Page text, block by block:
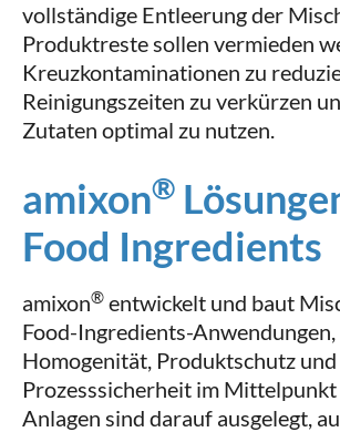
vollständige Entleerung der
Produktreste sollen vermieden
Kreuzkontaminationen zu
Reinigungszeiten zu verkürzen
Zutaten optimal zu nutzen.
amixon®
Food Ingredients
amixon® entwickelt und baut
Food-Ingredients-Anwendungen,
Homogenität, Produktschutz und
Prozesssicherheit im Mittelpunkt
Anlagen sind darauf ausgelegt,